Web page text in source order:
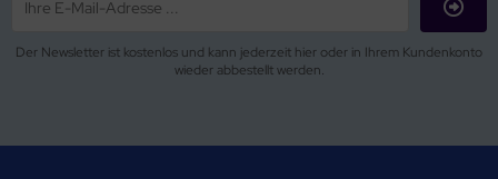
Der Newsletter ist kostenlos und kann jederzeit hier oder in Ihrem Kundenkonto
wieder abbestellt werden.